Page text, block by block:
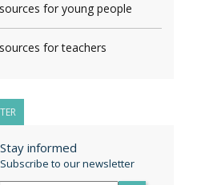
for young people
for teachers
Stay informed
Subscribe to our newsletter